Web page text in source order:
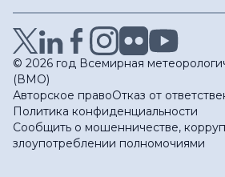
© 2026 год Всемирная
(ВМО)
Авторское правоОтказ от
Политика конфиденциальности
Сообщить о мошенничестве,
злоупотреблении полномочиями